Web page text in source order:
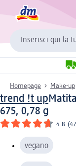
Inserisci qui la
Homepage Make-up
trend !t up
675, 0,78 g
4.8 (
vegano